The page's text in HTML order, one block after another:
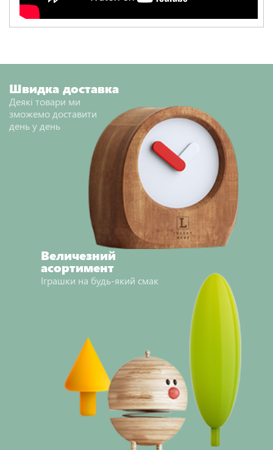
Швидка доставка
Деякі товари ми
зможемо доставити
день у день
Величезний
асортимент
Іграшки на будь-який смак